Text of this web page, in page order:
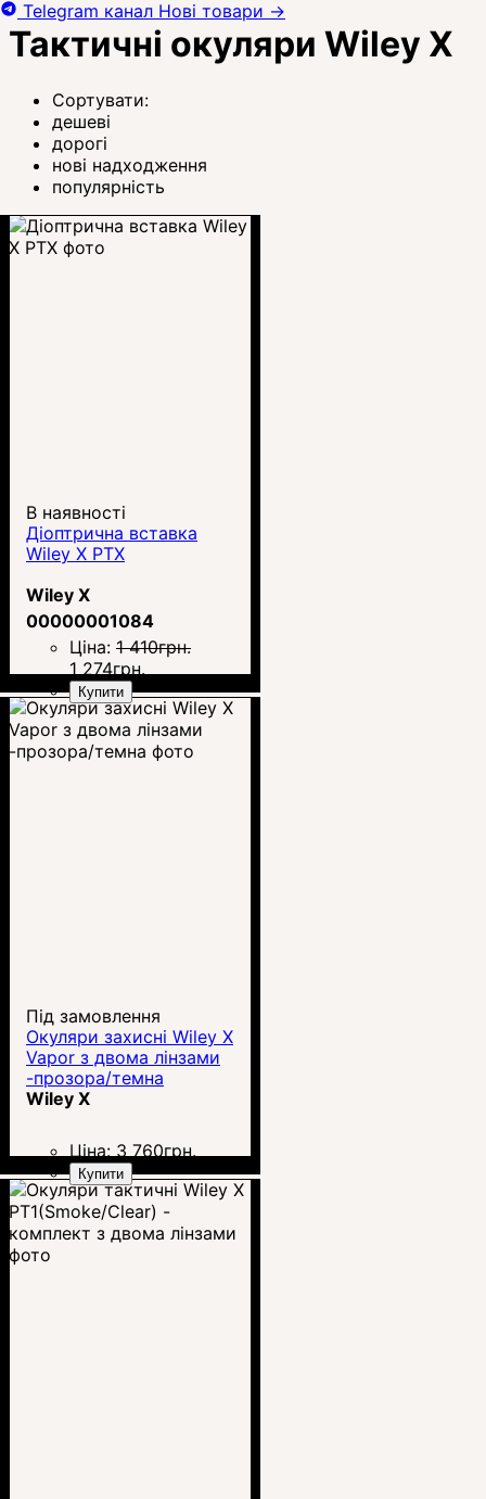
Тактичні окуляри Wiley X
Сортувати:
дешеві
дорогі
нові надходження
популярність
В наявності
Діоптрична вставка
Wiley X PTX
Wiley X
00000001084
Ціна: 1 410грн.
1 274грн.
Купити
Під замовлення
Окуляри захисні Wiley X
Vapor з двома лінзами
-прозора/темна
Wiley X
Ціна: 3 760грн.
Купити
Telegram канал Нові товари →